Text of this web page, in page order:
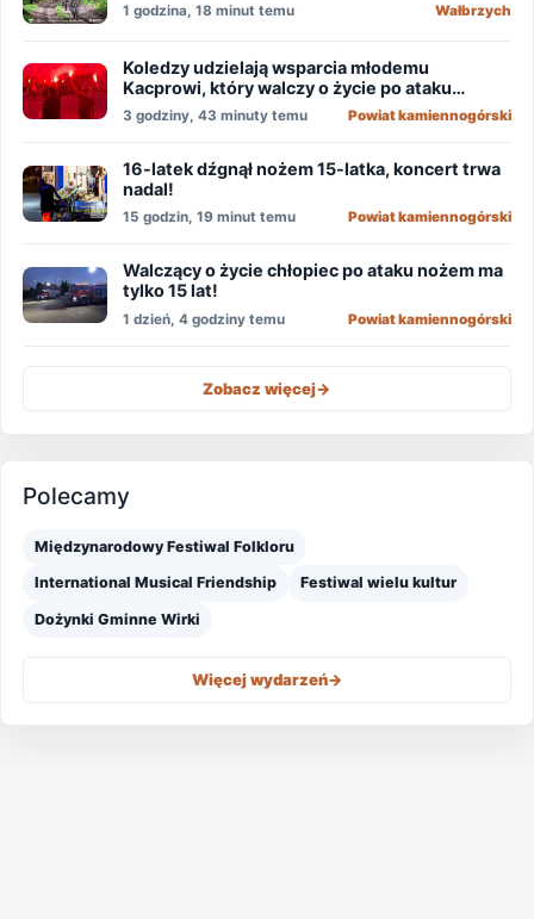
1 godzina, 18 minut temu Wałbrzych
Koledzy udzielają wsparcia młodemu
Kacprowi, który walczy o życie po ataku
nożownika!
3 godziny, 43 minuty temu Powiat kamiennogórski
16-latek dźgnął nożem 15-latka, koncert trwa
nadal!
15 godzin, 19 minut temu Powiat kamiennogórski
Walczący o życie chłopiec po ataku nożem ma
tylko 15 lat!
1 dzień, 4 godziny temu Powiat kamiennogórski
Zobacz więcej->
Polecamy
Międzynarodowy Festiwal Folkloru
International Musical Friendship Festiwal wielu kultur
Dożynki Gminne Wirki
Więcej wydarzeń->